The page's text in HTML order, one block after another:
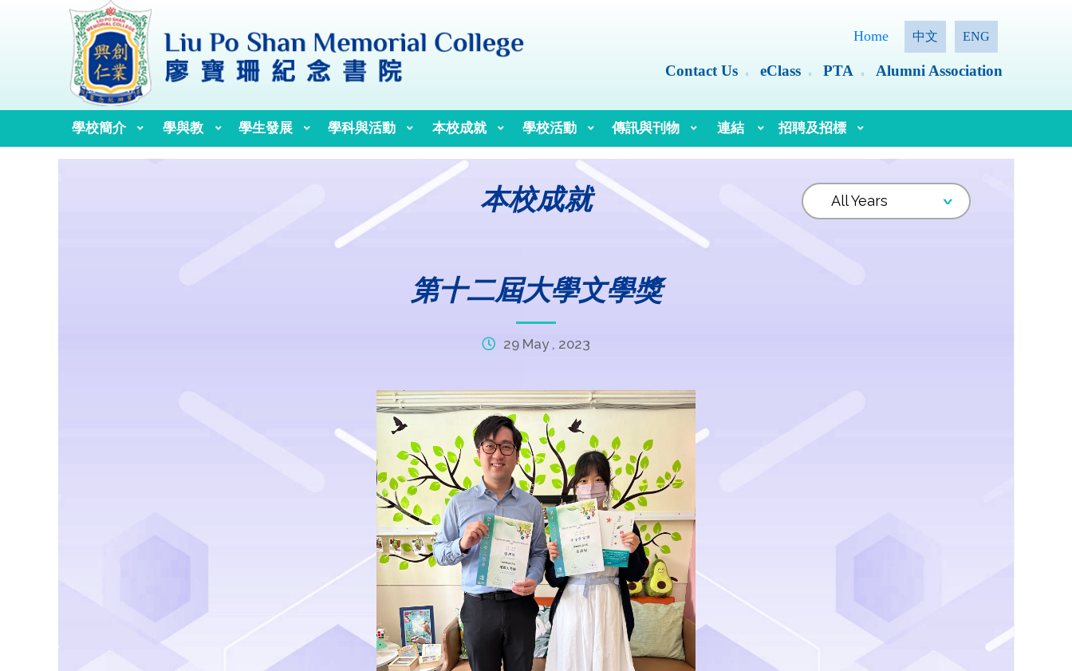
Home 中文 ENG
Contact Us eClass PTA Alumni Association
學校簡介 學與教 學生發展 學科與活動 本校成就 學校活動 傳訊與刊物 連結 招聘及招標
本校成就
第十二屆大學文學獎
29 May , 2023